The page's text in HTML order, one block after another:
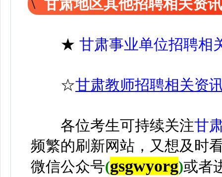
甘肃地区其他招聘相关资
★ 甘肃事业单位招聘相
☆甘肃教师招聘相关资
各位考生可持续关注甘
频繁的刷新网站，又想及时
微信公众号(gsgwyorg)或者